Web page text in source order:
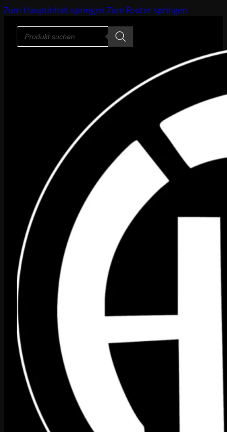
Zum Hauptinhalt springen Zum Footer springen
Products
search